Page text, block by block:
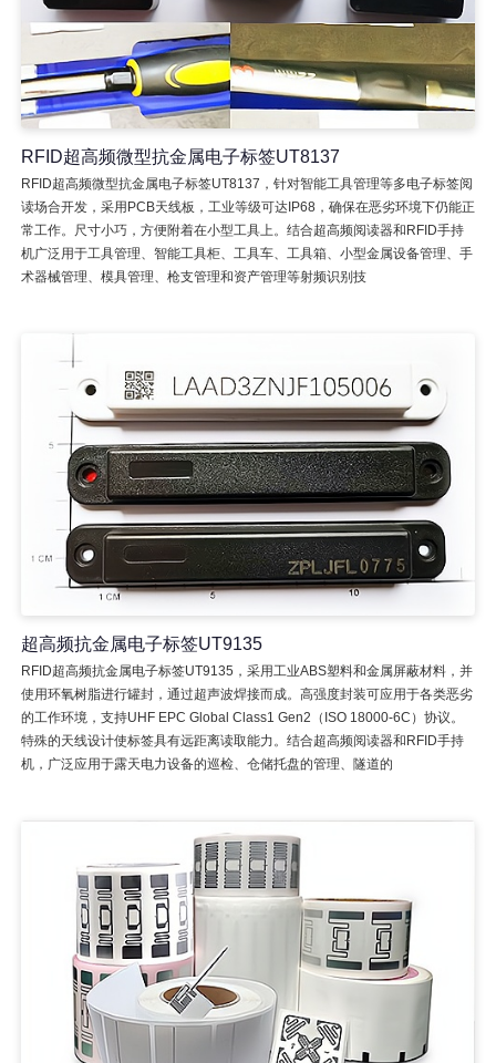
RFID超高频微型抗金属电子标签UT8137
RFID超高频微型抗金属电子标签UT8137，针对智能工具管理等多电子标签阅
读场合开发，采用PCB天线板，工业等级可达IP68，确保在恶劣环境下仍能正
常工作。尺寸小巧，方便附着在小型工具上。结合超高频阅读器和RFID手持
机广泛用于工具管理、智能工具柜、工具车、工具箱、小型金属设备管理、手
术器械管理、模具管理、枪支管理和资产管理等射频识别技
超高频抗金属电子标签UT9135
RFID超高频抗金属电子标签UT9135，采用工业ABS塑料和金属屏蔽材料，并
使用环氧树脂进行罐封，通过超声波焊接而成。高强度封装可应用于各类恶劣
的工作环境，支持UHF EPC Global Class1 Gen2（ISO 18000-6C）协议。
特殊的天线设计使标签具有远距离读取能力。结合超高频阅读器和RFID手持
机，广泛应用于露天电力设备的巡检、仓储托盘的管理、隧道的